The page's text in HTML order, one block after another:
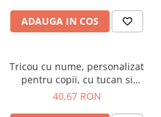
ADAUGA IN COS
Tricou cu nume, personalizat
pentru copii, cu tucan si
inimioara, tricou din bumbac
40,67 RON